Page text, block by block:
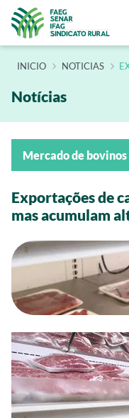
INÍCIO NOTICIAS
Notícias
Mercado de bovinos
Exportações de
mas acumulam